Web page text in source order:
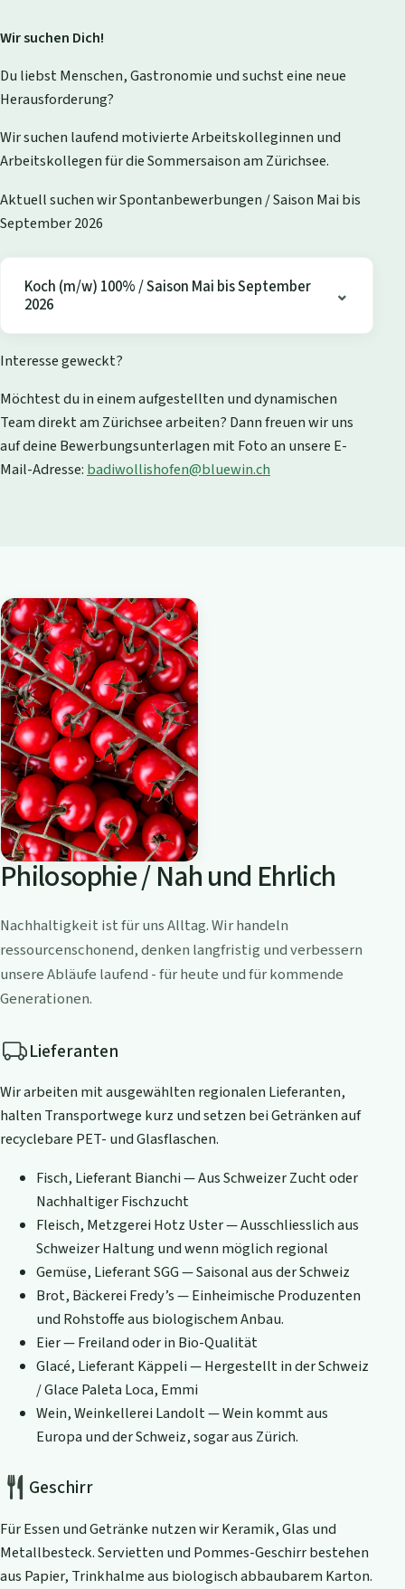
Wir suchen Dich!
Du liebst Menschen, Gastronomie und suchst eine neue
Herausforderung?
Wir suchen laufend motivierte Arbeitskolleginnen und
Arbeitskollegen für die Sommersaison am Zürichsee.
Aktuell suchen wir Spontanbewerbungen / Saison Mai bis
September 2026
Koch (m/w) 100% / Saison Mai bis September
2026
Interesse geweckt?
Möchtest du in einem aufgestellten und dynamischen
Team direkt am Zürichsee arbeiten? Dann freuen wir uns
auf deine Bewerbungsunterlagen mit Foto an unsere E-
Mail-Adresse:badiwollishofen@bluewin.ch
Philosophie / Nah und Ehrlich
Nachhaltigkeit ist für uns Alltag. Wir handeln
ressourcenschonend, denken langfristig und verbessern
unsere Abläufe laufend - für heute und für kommende
Generationen.
Lieferanten
Wir arbeiten mit ausgewählten regionalen Lieferanten,
halten Transportwege kurz und setzen bei Getränken auf
recyclebare PET- und Glasflaschen.
Fisch, Lieferant Bianchi — Aus Schweizer Zucht oder
Nachhaltiger Fischzucht
Fleisch, Metzgerei Hotz Uster — Ausschliesslich aus
Schweizer Haltung und wenn möglich regional
Gemüse, Lieferant SGG — Saisonal aus der Schweiz
Brot, Bäckerei Fredy’s — Einheimische Produzenten
und Rohstoffe aus biologischem Anbau.
Eier — Freiland oder in Bio-Qualität
Glacé, Lieferant Käppeli — Hergestellt in der Schweiz
/ Glace Paleta Loca, Emmi
Wein, Weinkellerei Landolt — Wein kommt aus
Europa und der Schweiz, sogar aus Zürich.
Geschirr
Für Essen und Getränke nutzen wir Keramik, Glas und
Metallbesteck. Servietten und Pommes-Geschirr bestehen
aus Papier, Trinkhalme aus biologisch abbaubarem Karton.